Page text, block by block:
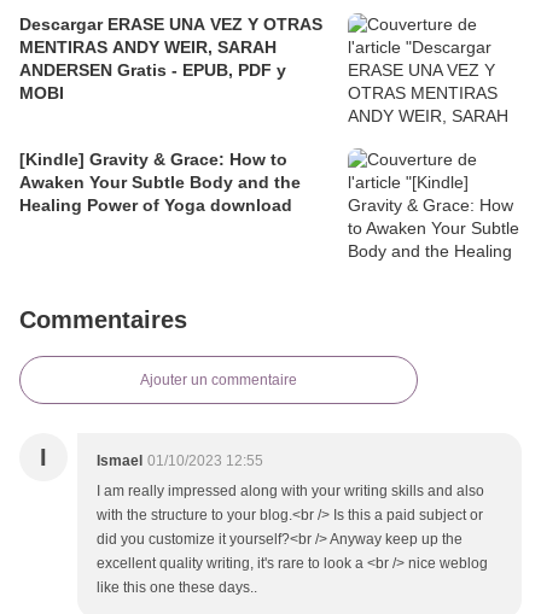
Descargar ERASE UNA VEZ Y OTRAS
MENTIRAS ANDY WEIR, SARAH
ANDERSEN Gratis - EPUB, PDF y
MOBI
[Kindle] Gravity & Grace: How to
Awaken Your Subtle Body and the
Healing Power of Yoga download
Commentaires
Ajouter un commentaire
I Ismael 01/10/2023 12:55
I am really impressed along with your writing skills and also
with the structure to your blog.<br /> Is this a paid subject or
did you customize it yourself?<br /> Anyway keep up the
excellent quality writing, it's rare to look a <br /> nice weblog
like this one these days..